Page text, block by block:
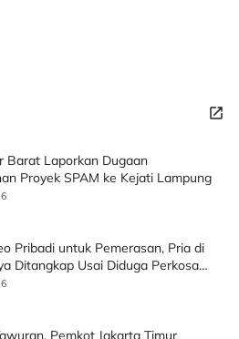
Barat Laporkan Dugaan
Proyek SPAM ke Kejati Lampung
Pribadi untuk Pemerasan, Pria di
Ditangkap Usai Diduga Perkosa
Pemkot Jakarta Timur